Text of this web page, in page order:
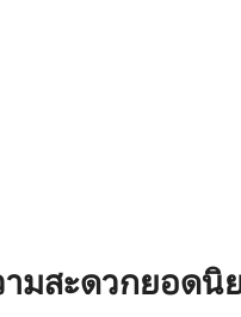
มสะดวกยอดนิ